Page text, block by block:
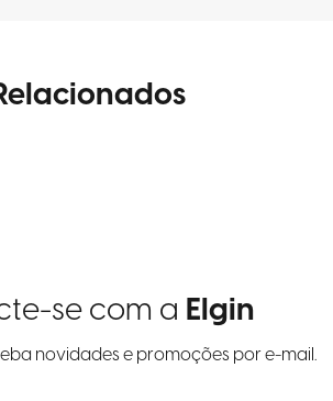
se com a Elgin
novidades e promoções por e-mail.